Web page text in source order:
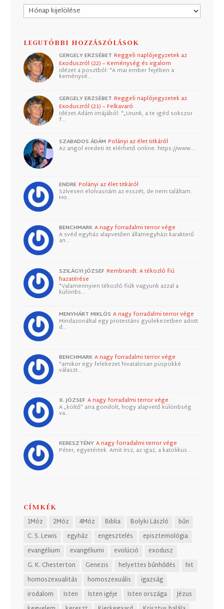
Archívum
LEGUTÓBBI HOZZÁSZÓLÁSOK
GERGELY ERZSÉBET Reggeli naplójegyzetek az
Exoduszról (22) – Keménység és irgalom
Idézet a posztból: "A mai ember fejében a
keménysé…
GERGELY ERZSÉBET Reggeli naplójegyzetek az
Exoduszról (21) – Felkavaró
Idézet Ádám imájából: "„Urunk, a te igéd sokszor
f…
SZABADOS ÁDÁM Polányi az élet titkáról
Az angol eredeti itt elérhető online: https://www.…
ENDRE Polányi az élet titkáról
Szívesen elolvasnám az esszét, de nem találtam.
Ho…
BENCHMARK A nagy forradalmi terror vége
A svéd egyház alapvetően államegyházi karakterű
an…
SZILÁGYI JÓZSEF Rembrandt: A tékozló fiú
hazatérése
"Valamennyien tékozló fiúk vagyunk azzal a
különbs…
MENYHÁRT MIKLÓS A nagy forradalmi terror vége
Mindazonáltal egy protestáns gyülekezetben adott
d…
BENCHMARK A nagy forradalmi terror vége
"amikor egy felekezet hivatalosan püspökké
választ…
X. JÓZSEF A nagy forradalmi terror vége
A „költő” arra gondolt, hogy alapvető különbség
va…
KERESZTÉNY A nagy forradalmi terror vége
Péter, egyetértek. Amit írsz, az igaz, a katolikus…
CÍMKÉK
1Móz 2Móz 4Móz Biblia Bolyki László
bűn
C. S. Lewis
egyház engesztelés
episztemológia
evangélium
evangéliumi evolúció
exodusz
G. K. Chesterton
Genezis helyettes bűnhődés
hit
homoszexualitás
homoszexuális
igazság
irodalom
Isten Isten igéje Isten országa
Jézus